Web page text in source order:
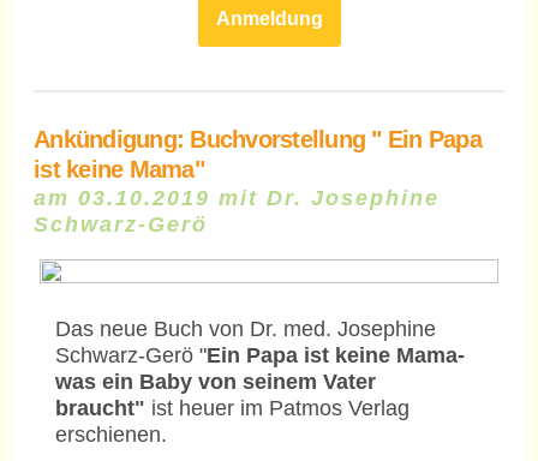
Anmeldung
Ankündigung: Buchvorstellung " Ein Papa
ist keine Mama"
am 03.10.2019 mit Dr. Josephine
Schwarz-Gerö
Das neue Buch von Dr. med. Josephine
Schwarz-Gerö "Ein Papa ist keine Mama-
was ein Baby von seinem Vater
braucht" ist heuer im Patmos Verlag
erschienen.